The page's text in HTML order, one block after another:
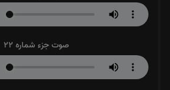
صوت جزء شماره 22